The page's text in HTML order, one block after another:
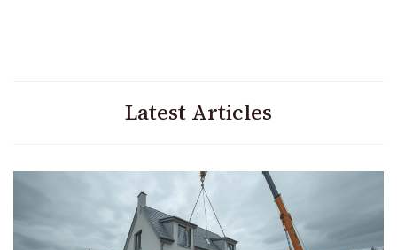
Latest Articles